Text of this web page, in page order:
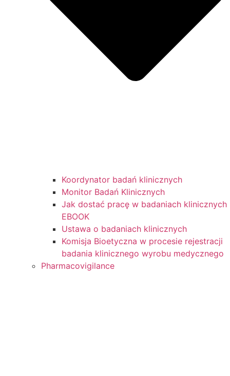
Koordynator badań klinicznych
Monitor Badań Klinicznych
Jak dostać pracę w badaniach klinicznych
EBOOK
Ustawa o badaniach klinicznych
Komisja Bioetyczna w procesie rejestracji
badania klinicznego wyrobu medycznego
Pharmacovigilance